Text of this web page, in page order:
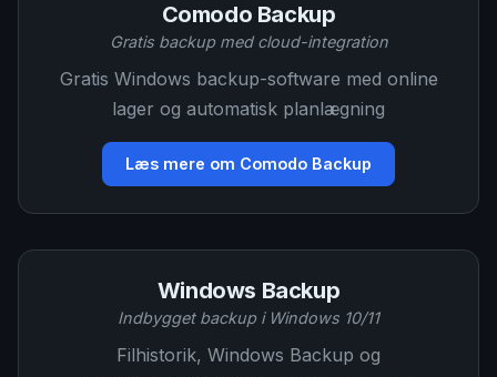
Comodo Backup
Gratis backup med cloud-integration
Gratis Windows backup-software med online
lager og automatisk planlægning
Læs mere om Comodo Backup
Windows Backup
Indbygget backup i Windows 10/11
Filhistorik, Windows Backup og